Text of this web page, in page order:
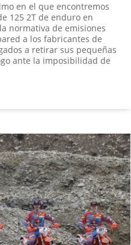
en el que encontremos
125 2T de enduro en
normativa de emisiones
a los fabricantes de
a retirar sus pequeñas
ante la imposibilidad de